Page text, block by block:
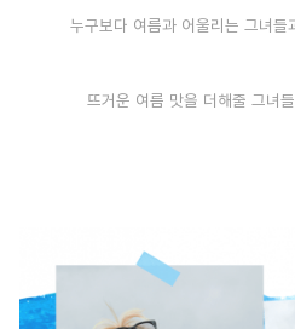
누구보다 여름과 어울리는 그녀
뜨거운 여름 맛을 더해줄 그녀